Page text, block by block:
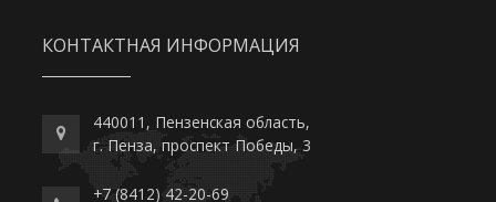
КОНТАКТНАЯ ИНФОРМАЦИЯ
440011, Пензенская область,
г. Пенза, проспект Победы, 3
+7 (8412) 42-20-69